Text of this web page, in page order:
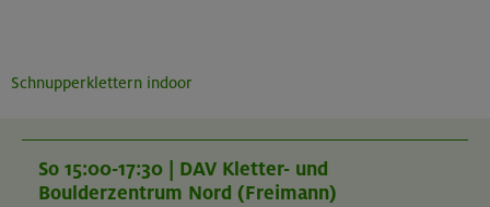
Schnupperklettern indoor
So 15:00-17:30 | DAV Kletter- und
Boulderzentrum Nord (Freimann)